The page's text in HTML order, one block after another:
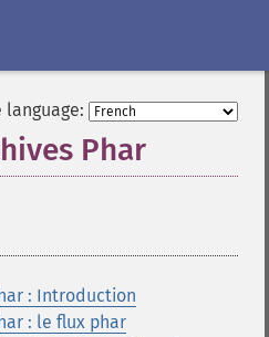
language:
Phar
: Introduction
: le flux phar